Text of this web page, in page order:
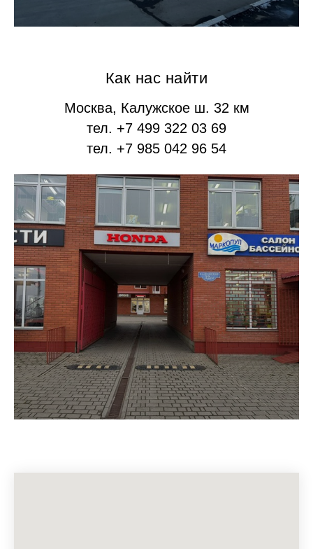
Как нас найти
Москва, Калужское ш. 32 км
тел. +7 499 322 03 69
тел. +7 985 042 96 54